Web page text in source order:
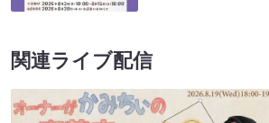
関連ライブ配信